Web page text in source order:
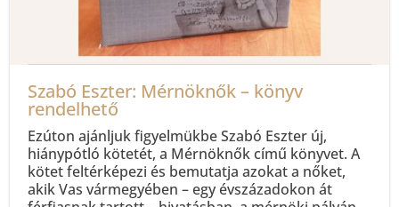
Szabó Eszter: Mérnöknők – könyv
rendelhető
Ezúton ajánljuk figyelmükbe Szabó Eszter új,
hiánypótló kötetét, a Mérnöknők című könyvet. A
kötet feltérképezi és bemutatja azokat a nőket,
akik Vas vármegyében – egy évszázadokon át